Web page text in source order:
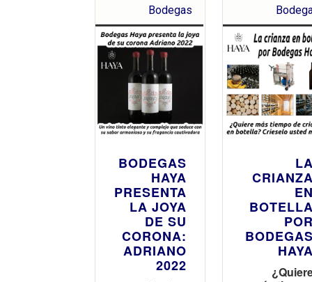
Bodegas
BODEGAS
HAYA
PRESENTA
LA JOYA
DE SU
CORONA:
ADRIANO
2022
LA
CRIANZA
EN
BOTELLA
POR
BODEGAS
HAYA